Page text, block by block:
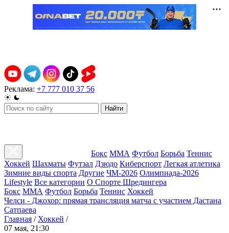
Реклама: +7 777 010 37 56
Найти
Бокс ММА Футбол Борьба Теннис
Хоккей Шахматы Футзал Дзюдо Киберспорт Легкая атлетика
Зимние виды спорта Другие ЧМ-2026 Олимпиада-2026
Lifestyle Все категории О Спорте Шредингера
Бокс ММА Футбол Борьба Теннис Хоккей
Челси - Джохор: прямая трансляция матча с участием Дастана
Сатпаева
Главная / Хоккей /
07 мая, 21:30